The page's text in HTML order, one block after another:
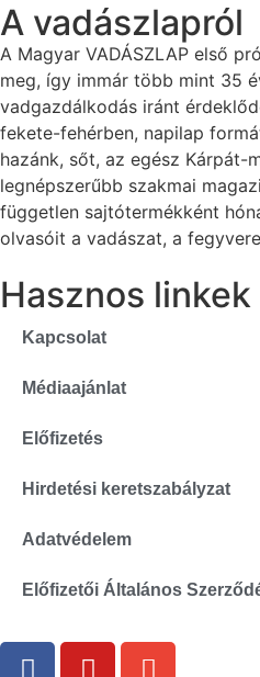
A vadászlapról
A Magyar VADÁSZLAP első
meg, így immár több mint 35
vadgazdálkodás iránt
fekete-fehérben, napilap
hazánk, sőt, az egész Kárpát-
legnépszerűbb szakmai
független sajtótermékként
olvasóit a vadászat, a
Hasznos linkek
Kapcsolat
Médiaajánlat
Előfizetés
Hirdetési keretszabályzat
Adatvédelem
Előfizetői Általános